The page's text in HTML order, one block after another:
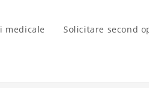
medicale Solicitare second